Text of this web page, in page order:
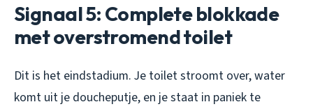
Signaal 5: Complete blokkade
met overstromend toilet
Dit is het eindstadium. Je toilet stroomt over, water
komt uit je doucheputje, en je staat in paniek te